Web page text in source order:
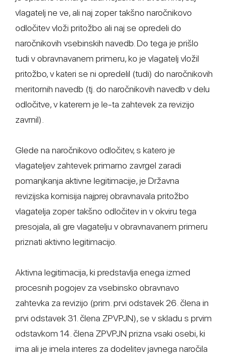
vlagatelj ne ve, ali naj zoper takšno naročnikovo
odločitev vloži pritožbo ali naj se opredeli do
naročnikovih vsebinskih navedb. Do tega je prišlo
tudi v obravnavanem primeru, ko je vlagatelj vložil
pritožbo, v kateri se ni opredelil (tudi) do naročnikovih
meritornih navedb (tj. do naročnikovih navedb v delu
odločitve, v katerem je le-ta zahtevek za revizijo
zavrnil).
Glede na naročnikovo odločitev, s katero je
vlagateljev zahtevek primarno zavrgel zaradi
pomanjkanja aktivne legitimacije, je Državna
revizijska komisija najprej obravnavala pritožbo
vlagatelja zoper takšno odločitev in v okviru tega
presojala, ali gre vlagatelju v obravnavanem primeru
priznati aktivno legitimacijo.
Aktivna legitimacija, ki predstavlja enega izmed
procesnih pogojev za vsebinsko obravnavo
zahtevka za revizijo (prim. prvi odstavek 26. člena in
prvi odstavek 31. člena ZPVPJN), se v skladu s prvim
odstavkom 14. člena ZPVPJN prizna vsaki osebi, ki
ima ali je imela interes za dodelitev javnega naročila